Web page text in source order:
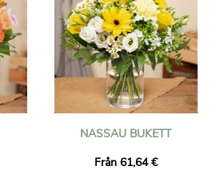
NASSAU BUKETT
Från 61,64 €